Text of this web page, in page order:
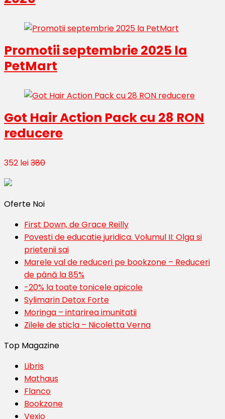
Promotii septembrie 2025 la
PetMart
Got Hair Action Pack cu 28 RON
reducere
352 lei380
Oferte Noi
First Down, de Grace Reilly
Povesti de educatie juridica. Volumul II: Olga si
prietenii sai
Marele val de reduceri pe bookzone – Reduceri
de până la 85%
-20% la toate tonicele apicole
Sylimarin Detox Forte
Moringa – intarirea imunitatii
Zilele de sticla – Nicoletta Verna
Top Magazine
Libris
Mathaus
Flanco
Bookzone
Vexio